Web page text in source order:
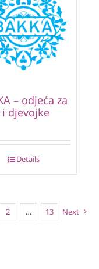
– odjeća za
i djevojke
Details
2 … 13 Next